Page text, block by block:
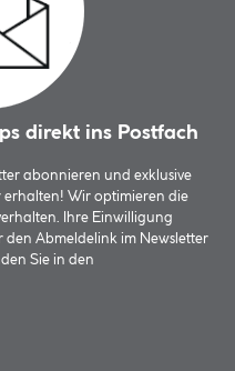
direkt ins Postfach
abonnieren und exklusive
Wir optimieren die
Ihre Einwilligung
Abmeldelink im Newsletter
Sie in den